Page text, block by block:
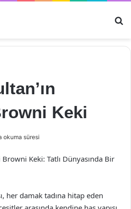
Keki
okuma süresi
Browni Keki: Tatlı Dünyasında Bir
her damak tadına hitap eden